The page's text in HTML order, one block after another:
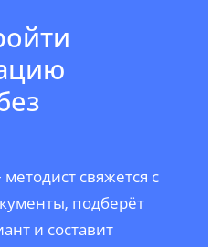
свяжется с
подберёт
и составит